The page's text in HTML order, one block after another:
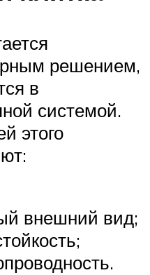
решением,
в
системой.
этого
внешний вид;